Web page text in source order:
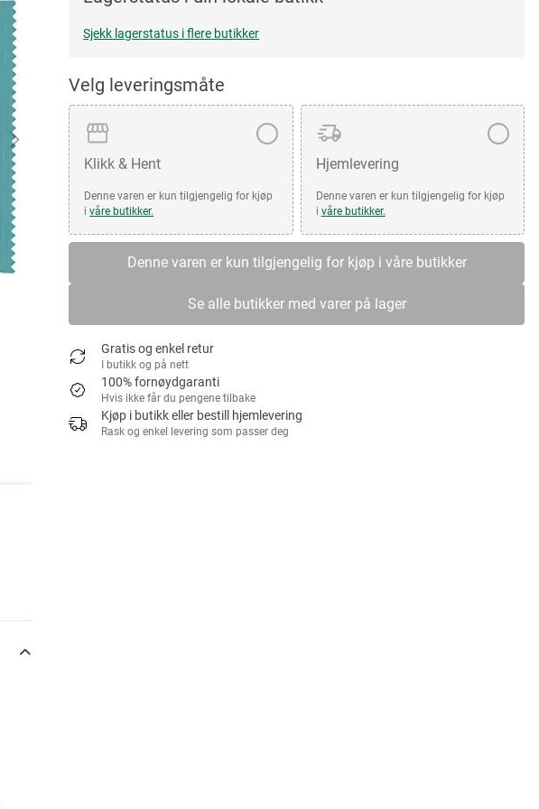
Sjekk lagerstatus i flere butikker
Velg leveringsmåte
Klikk & Hent
Denne varen er kun tilgjengelig for kjøp
ivåre butikker.
Hjemlevering
Denne varen er kun tilgjengelig for kjøp
i våre butikker.
Denne varen er kun tilgjengelig for kjøp i våre butikker
Se alle butikker med varer på lager
Gratis og enkel retur
I butikk og på nett
100% fornøydgaranti
Hvis ikke får du pengene tilbake
Kjøp i butikk eller bestill hjemlevering
Rask og enkel levering som passer deg